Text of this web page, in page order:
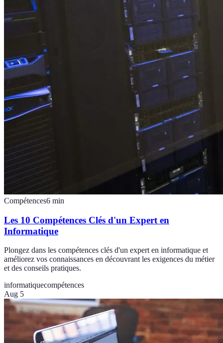
Compétences6 min
Les 10 Compétences Clés d'un Expert en
Informatique
Plongez dans les compétences clés d'un expert en informatique et
améliorez vos connaissances en découvrant les exigences du métier
et des conseils pratiques.
informatiquecompétences
Aug 5